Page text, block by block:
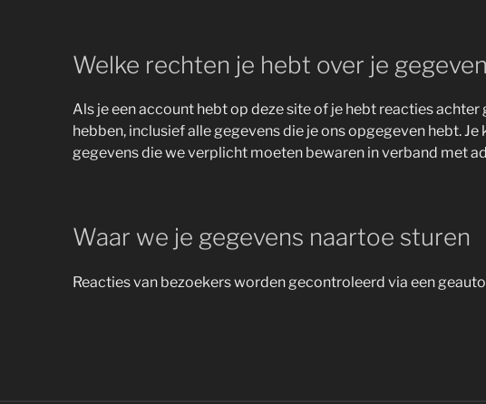
Welke rechten je hebt over je
Als je een account hebt op deze site of je hebt reacties
hebben, inclusief alle gegevens die je ons opgegeven hebt.
gegevens die we verplicht moeten bewaren in verband met
Waar we je gegevens naartoe sturen
Reacties van bezoekers worden gecontroleerd via een